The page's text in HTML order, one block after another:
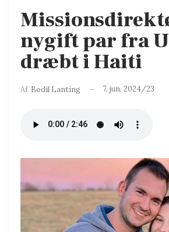
nygift par fra
dræbt i Haiti
Af Bodil Lanting 7. jun. 2024/23